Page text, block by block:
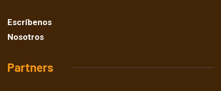
Escríbenos
Nosotros
Partners